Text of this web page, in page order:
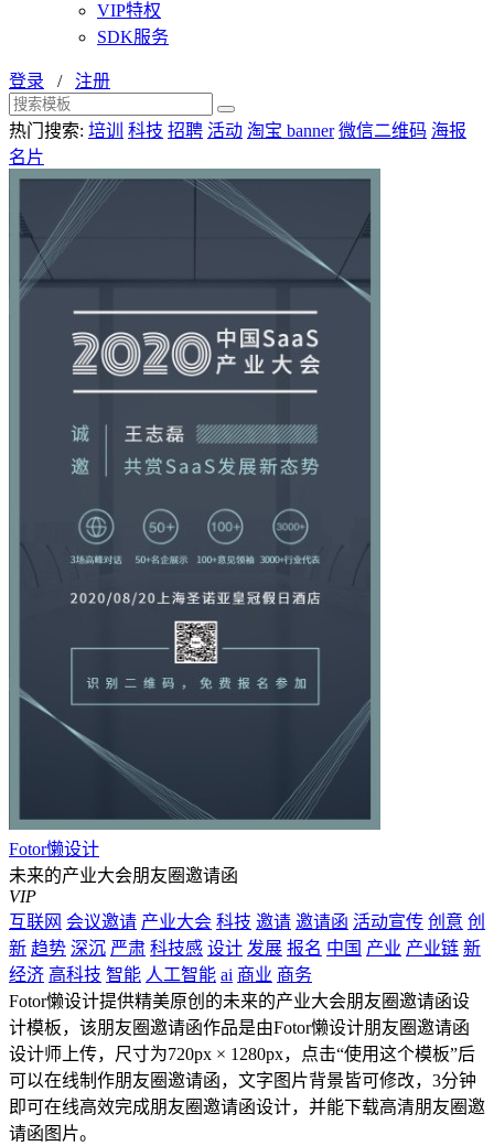
VIP特权
SDK服务
登录 / 注册
热门搜索: 培训 科技 招聘 活动 淘宝 banner 微信二维码 海报
名片
Fotor懒设计
未来的产业大会朋友圈邀请函
VIP
互联网 会议邀请 产业大会 科技 邀请 邀请函 活动宣传 创意 创
新 趋势 深沉 严肃 科技感 设计 发展 报名 中国 产业 产业链 新
经济 高科技 智能 人工智能 ai 商业 商务
Fotor懒设计提供精美原创的未来的产业大会朋友圈邀请函设
计模板，该朋友圈邀请函作品是由Fotor懒设计朋友圈邀请函
设计师上传，尺寸为720px × 1280px，点击“使用这个模板”后
可以在线制作朋友圈邀请函，文字图片背景皆可修改，3分钟
即可在线高效完成朋友圈邀请函设计，并能下载高清朋友圈邀
请函图片。